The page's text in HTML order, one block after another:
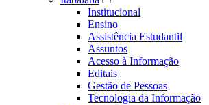
Institucional
Ensino
Assistência Estudantil
Assuntos
Acesso à Informação
Editais
Gestão de Pessoas
Tecnologia da Informação